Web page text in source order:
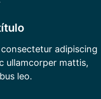
adipiscing
ullamcorper mattis,
leo.